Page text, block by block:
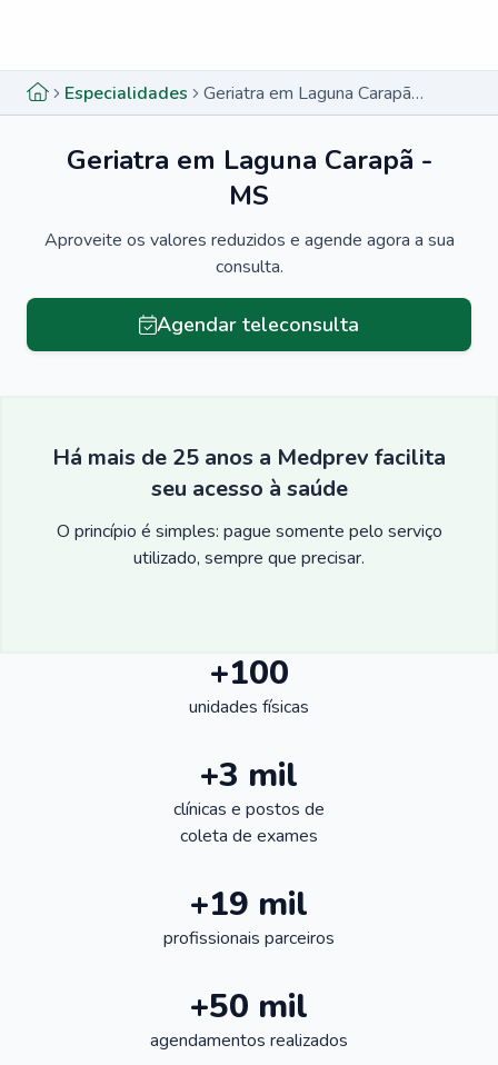
Especialidades Geriatra em Laguna Carapã - MS
Geriatra em Laguna Carapã -
MS
Aproveite os valores reduzidos e agende agora a sua
consulta.
Agendar teleconsulta
Há mais de 25 anos a Medprev facilita
seu acesso à saúde
O princípio é simples: pague somente pelo serviço
utilizado, sempre que precisar.
+100
unidades físicas
+3 mil
clínicas e postos de
coleta de exames
+19 mil
profissionais parceiros
+50 mil
agendamentos realizados